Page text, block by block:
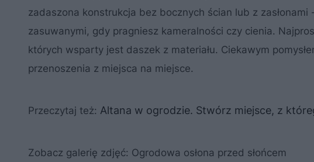
zadaszona konstrukcja bez bocznych ścian lub z
zasuwanymi, gdy pragniesz kameralności czy cienia.
których wsparty jest daszek z materiału. Ciekawym
przenoszenia z miejsca na miejsce.
Przeczytaj też: Altana w ogrodzie. Stwórz miejsce, z
Zobacz galerię zdjęć: Ogrodowa osłona przed słońcem